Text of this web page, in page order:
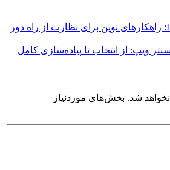
ویپ: از انتخاب تا پیاده‌سازی کامل
شد. بخش‌های موردنیاز